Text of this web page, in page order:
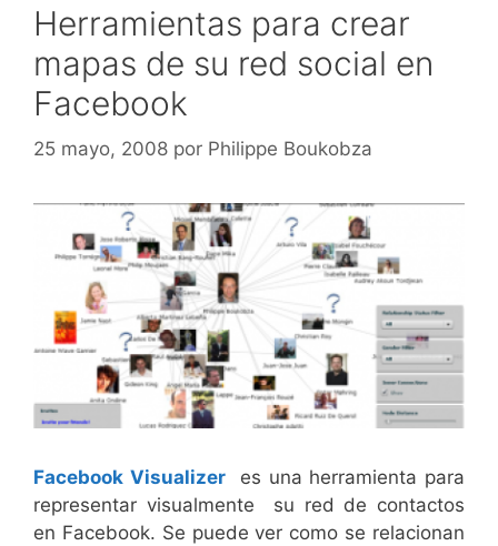
Herramientas para crear
mapas de su red social en
Facebook
25 mayo, 2008 por Philippe Boukobza
Facebook Visualizeres una herramienta para
representar visualmente su red de contactos
en Facebook. Se puede ver como se relacionan